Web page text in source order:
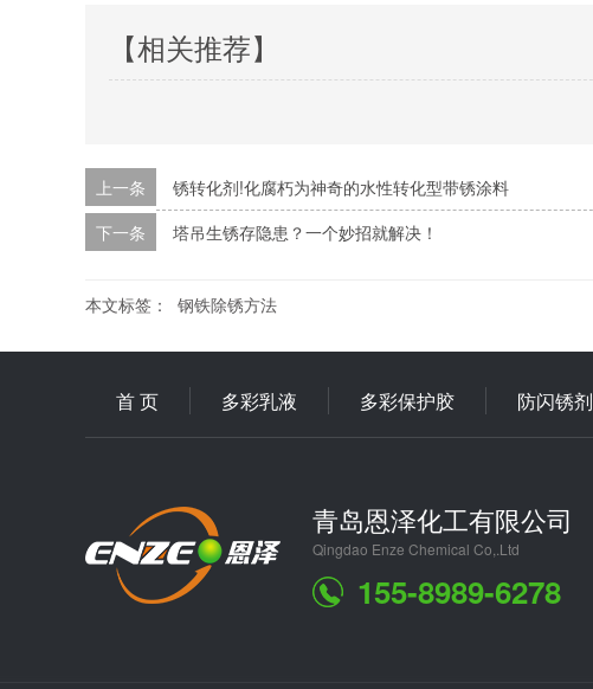
【相关推荐】
上一条
锈转化剂!化腐朽为神奇的水性转化型带锈涂料
下一条 塔吊生锈存隐患？一个妙招就解决！
本文标签： 钢铁除锈方法
首 页 多彩乳液 多彩保护胶 防闪锈剂
青岛恩泽化工有限公司
Qingdao Enze Chemical Co,.Ltd
155-8989-6278